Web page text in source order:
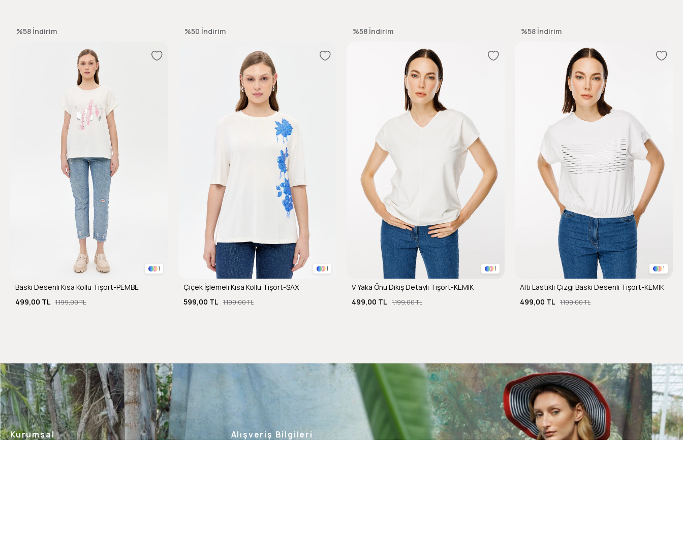
1
Baskı Desenli Kısa Kollu Tişört-PEMBE
499,00 TL 1.199,00 TL
%58 İndirim
1
Çiçek İşlemeli Kısa Kollu Tişört-SAX
599,00 TL 1.199,00 TL
%50 İndirim
1
V Yaka Önü Dikiş Detaylı Tişört-KEMIK
499,00 TL 1.199,00 TL
%58 İndirim
1
Altı Lastikli Çizgi Baskı Desenli Tişört-KEMIK
499,00 TL 1.199,00 TL
%58 İndirim
Kurumsal
Alışveriş Bilgileri